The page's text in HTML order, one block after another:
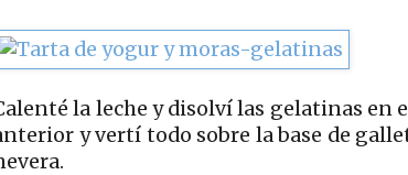
la leche y disolví las gelatinas en
y vertí todo sobre la base de